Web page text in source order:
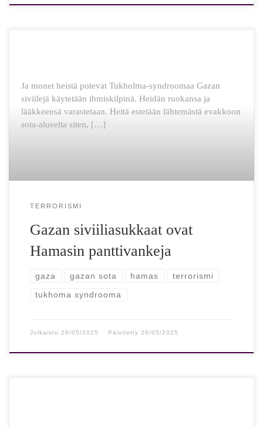
Ja monet heistä potevat Tukholma-syndroomaa Gazan
siviilejä käytetään ihmiskilpinä. Heidän ruokansa ja
lääkkeensä varastetaan. Heitä estetään lähtemästä evakkoon
sota-alueelta siten, […]
TERRORISMI
Gazan siviiliasukkaat ovat
Hamasin panttivankeja
gaza gazan sota hamas terrorismi
tukhoma syndrooma
Julkaistu 26/05/2025 Päivitetty 26/05/2025